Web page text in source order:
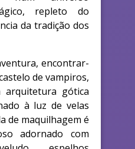
repleto do
da tradição dos
encontrar-
de vampiros,
gótica
à luz de velas
de maquilhagem é
adornado com